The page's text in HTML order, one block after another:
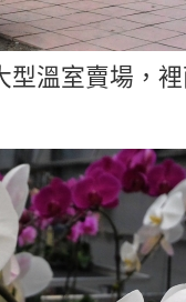
型溫室賣場，